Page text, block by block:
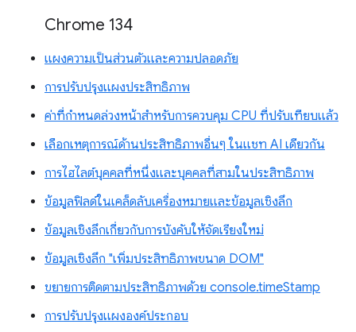
Chrome 134
แผงความเป็นส่วนตัวและความปลอดภัย
การปรับปรุงแผงประสิทธิภาพ
ค่าที่กำหนดล่วงหน้าสำหรับการควบคุม CPU ที่ปรับเทียบแล้ว
เลือกเหตุการณ์ด้านประสิทธิภาพอื่นๆ ในแชท AI เดียวกัน
การไฮไลต์บุคคลที่หนึ่งและบุคคลที่สามในประสิทธิภาพ
ข้อมูลฟิลด์ในเคล็ดลับเครื่องหมายและข้อมูลเชิงลึก
ข้อมูลเชิงลึกเกี่ยวกับการบังคับให้จัดเรียงใหม่
ข้อมูลเชิงลึก "เพิ่มประสิทธิภาพขนาด DOM"
ขยายการติดตามประสิทธิภาพด้วย console.timeStamp
การปรับปรุงแผงองค์ประกอบ